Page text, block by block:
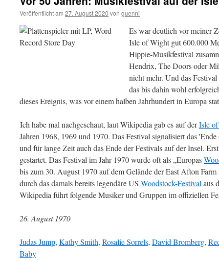
Veröffentlicht am 27. August 2020 von guenni
Es war deutlich vor meiner
Isle of Wight gut 600.000
Hippie-Musikfestival
Hendrix, The Doors oder
nicht mehr. Und das
das bis dahin wohl
dieses Ereignis, was vor einem halben Jahrhundert in Europa
Ich habe mal nachgeschaut, laut Wikipedia gab es auf derIsle
Jahren 1968, 1969 und 1970. Das Festival signalisiert das
und für lange Zeit auch das Ende der Festivals auf der Insel.
gestartet. Das Festival im Jahr 1970 wurde oft als „Europas
bis zum 30. August 1970 auf dem Gelände der East Afton
durch das damals bereits legendäre US Woodstock-Festival aus
Wikipedia führt folgende Musiker und Gruppen im offiziellen
26. August 1970
Judas Jump, Kathy Smith, Rosalie Sorrels, David Bromberg,
Baby